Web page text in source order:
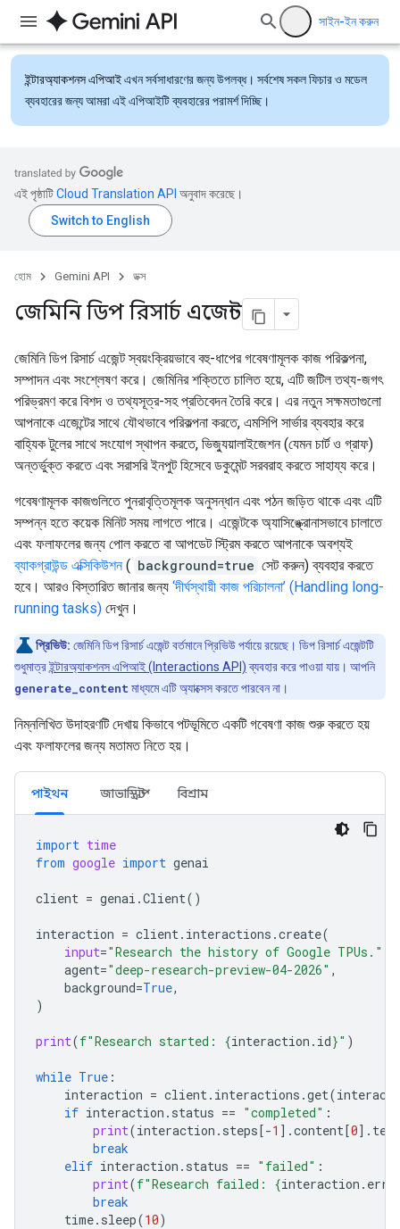
সাইন-ইন করুন
ইন্টারঅ্যাকশনস এপিআইএখন সর্বসাধারণের জন্য উপলব্ধ। সর্বশেষ সকল ফিচার ও মডেল
ব্যবহারের জন্য আমরা এই এপিআইটি ব্যবহারের পরামর্শ দিচ্ছি।
এই পৃষ্ঠাটিCloud Translation API অনুবাদ করেছে।
হোম Gemini API ডক্স
জেমিনি ডিপ রিসার্চ এজেন্ট
জেমিনি ডিপ রিসার্চ এজেন্ট স্বয়ংক্রিয়ভাবে বহু-ধাপের গবেষণামূলক কাজ পরিকল্পনা,
সম্পাদন এবং সংশ্লেষণ করে। জেমিনির শক্তিতে চালিত হয়ে, এটি জটিল তথ্য-জগৎ
পরিভ্রমণ করে বিশদ ও তথ্যসূত্র-সহ প্রতিবেদন তৈরি করে। এর নতুন সক্ষমতাগুলো
আপনাকে এজেন্টের সাথে যৌথভাবে পরিকল্পনা করতে, এমসিপি সার্ভার ব্যবহার করে
বাহ্যিক টুলের সাথে সংযোগ স্থাপন করতে, ভিজ্যুয়ালাইজেশন (যেমন চার্ট ও গ্রাফ)
অন্তর্ভুক্ত করতে এবং সরাসরি ইনপুট হিসেবে ডকুমেন্ট সরবরাহ করতে সাহায্য করে।
গবেষণামূলক কাজগুলিতে পুনরাবৃত্তিমূলক অনুসন্ধান এবং পঠন জড়িত থাকে এবং এটি
সম্পন্ন হতে কয়েক মিনিট সময় লাগতে পারে। এজেন্টকে অ্যাসিঙ্ক্রোনাসভাবে চালাতে
এবং ফলাফলের জন্য পোল করতে বা আপডেট স্ট্রিম করতে আপনাকে অবশ্যই
ব্যাকগ্রাউন্ড এক্সিকিউশন( background=true সেট করুন) ব্যবহার করতে
হবে। আরও বিস্তারিত জানার জন্য ‘দীর্ঘস্থায়ী কাজ পরিচালনা’ (Handling long-
running tasks) দেখুন।
প্রিভিউ: জেমিনি ডিপ রিসার্চ এজেন্ট বর্তমানে প্রিভিউ পর্যায়ে রয়েছে। ডিপ রিসার্চ এজেন্টটি
শুধুমাত্রইন্টারঅ্যাকশনস এপিআই (Interactions API)ব্যবহার করে পাওয়া যায়। আপনি
generate_content মাধ্যমে এটি অ্যাক্সেস করতে পারবেন না।
নিম্নলিখিত উদাহরণটি দেখায় কিভাবে পটভূমিতে একটি গবেষণা কাজ শুরু করতে হয়
এবং ফলাফলের জন্য মতামত নিতে হয়।
পাইথন জাভাস্ক্রিপ্ট বিশ্রাম
import time
from google import genai
client = genai .Client()
interaction = client. interactions .create(
input="Research the history of Google TPUs."
agent="deep-research-preview-04-2026" ,
background=True,
)
print(f"Research started: {interaction . id}" )
while True :
interaction = client. interactions .get(
if interaction . status == "completed" :
print(interaction . steps[-1 ] .content[0] . text
break
elif interaction . status == "failed" :
print(f"Research failed: {interaction .
break
time. sleep(10)